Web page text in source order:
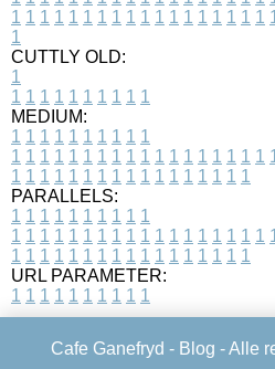
1 1 1 1 1 1 1 1 1 1 1 1 1 1 1 1 1 1
1
CUTTLY OLD:
1
1 1 1 1 1 1 1 1 1 1
MEDIUM:
1 1 1 1 1 1 1 1 1 1
1 1 1 1 1 1 1 1 1 1 1 1 1 1 1 1 1 1
1 1 1 1 1 1 1 1 1 1 1 1 1 1 1 1 1
PARALLELS:
1 1 1 1 1 1 1 1 1 1
1 1 1 1 1 1 1 1 1 1 1 1 1 1 1 1 1 1
1 1 1 1 1 1 1 1 1 1 1 1 1 1 1 1 1
URL PARAMETER:
1 1 1 1 1 1 1 1 1 1
Cafe Ganefryd - Blog - Alle